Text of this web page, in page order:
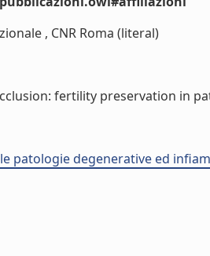
, CNR Roma (literal)
fertility preservation in
patologie degenerative ed